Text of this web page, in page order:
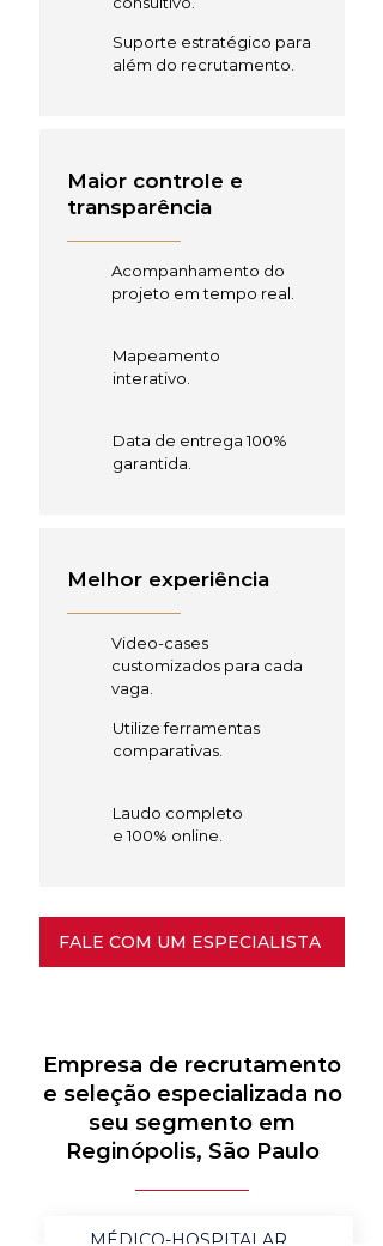
Suporte estratégico para
além do recrutamento.
Maior controle e
transparência
Acompanhamento do
projeto em tempo real.
Mapeamento
interativo.
Data de entrega 100%
garantida.
Melhor experiência
Video-cases
customizados para cada
vaga.
Utilize ferramentas
comparativas.
Laudo completo
e 100% online.
FALE COM UM ESPECIALISTA
Empresa de recrutamento
e seleção especializada no
seu segmento em
Reginópolis, São Paulo
MÉDICO-HOSPITALAR